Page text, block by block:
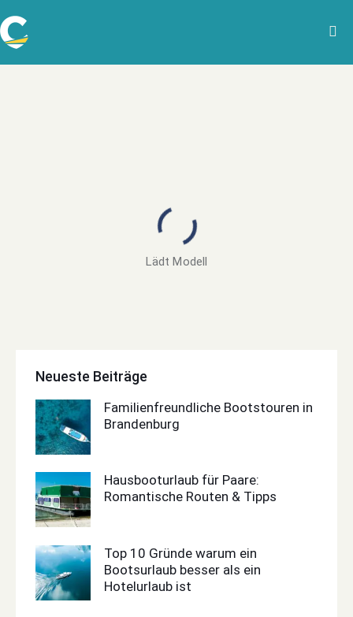
Lädt Modell
Neueste Beiträge
Familienfreundliche Bootstouren in
Brandenburg
Hausbooturlaub für Paare:
Romantische Routen & Tipps
Top 10 Gründe warum ein
Bootsurlaub besser als ein
Hotelurlaub ist